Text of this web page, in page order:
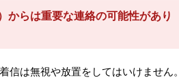
らは重要な連絡の可能性があり
信は無視や放置をしてはいけません。